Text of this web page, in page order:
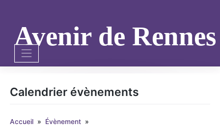
Avenir de
Calendrier évènements
Accueil » Évènement »